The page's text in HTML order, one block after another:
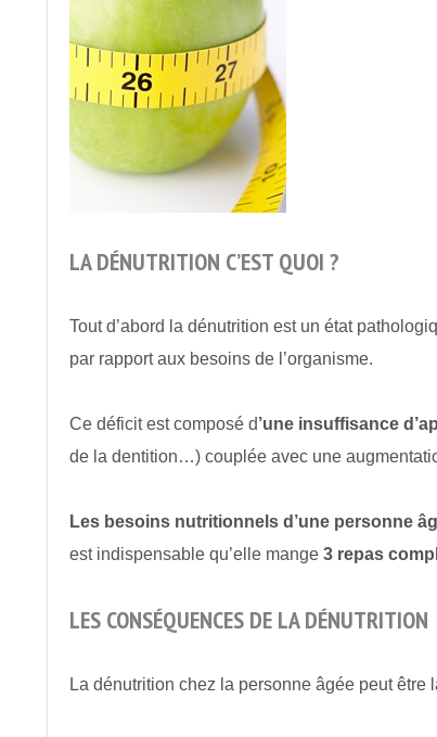
LA DÉNUTRITION C’EST QUOI ?
Tout d’abord la dénutrition est un état
par rapport aux besoins de l’organisme.
Ce déficit est composé d’une insuffisance
de la dentition…) couplée avec une
Les besoins nutritionnels d’une personne
est indispensable qu’elle mange 3 repas
LES CONSÉQUENCES DE LA DÉNUTRITION
La dénutrition chez la personne âgée peut